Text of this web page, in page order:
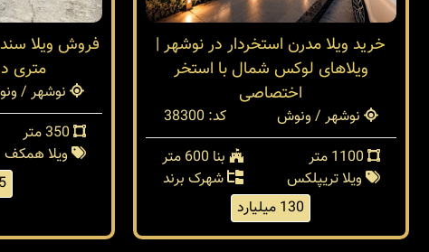
خرید ویلا مدرن استخردار در نوشهر |
ویلاهای لوکس شمال با استخر
اختصاصی
نوشهر / ونوش
کد: 38300
بنا 600 متر
ویلا تریپلکس
شهرک برند
130 میلیارد
متری
نوشهر /
ویلا همکف
15